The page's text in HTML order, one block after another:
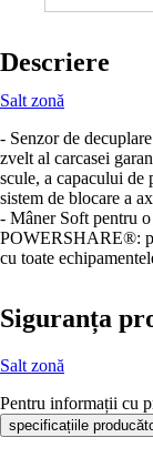
Descriere
Salt zonă
- Senzor de
zvelt al carcasei
scule, a capacului de
sistem de blocare a
- Mâner Soft pentru
POWERSHARE®:
cu toate
Siguranța
Salt zonă
Pentru informații cu
specificațiile